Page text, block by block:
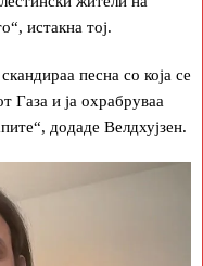
истакна тој.
песна со која се
Газа и ја охрабруваа
додаде Велдхујзен.